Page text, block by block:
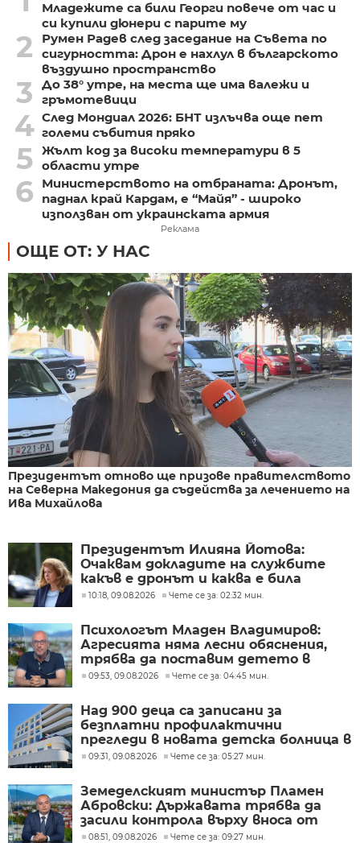
Младежите са били Георги повече от час и
си купили дюнери с парите му
2
Румен Радев след заседание на Съвета по
сигурността: Дрон е нахлул в българското
въздушно пространство
3
До 38° утре, на места ще има валежи и
гръмотевици
4 След Мондиал 2026: БНТ излъчва още пет
големи събития пряко
5 Жълт код за високи температури в 5
области утре
6
Министерството на отбраната: Дронът,
паднал край Кардам, е “Майя” - широко
използван от украинската армия
Реклама
ОЩЕ ОТ: У НАС
Президентът отново ще призове правителството
на Северна Македония да съдейства за лечението на
Ива Михайлова
Президентът Илияна Йотова:
Очаквам докладите на службите
какъв е дронът и каква е била
неговата роля
10:18, 09.08.2026 Чете се за: 02:32 мин.
Психологът Младен Владимиров:
Агресията няма лесни обяснения,
трябва да поставим детето в
центъра
09:53, 09.08.2026 Чете се за: 04:45 мин.
Над 900 деца са записани за
безплатни профилактични
прегледи в новата детска болница в
Бургас
09:31, 09.08.2026 Чете се за: 05:27 мин.
Земеделският министър Пламен
Абровски: Държавата трябва да
засили контрола върху вноса от
трети страни
08:51, 09.08.2026 Чете се за: 09:27 мин.